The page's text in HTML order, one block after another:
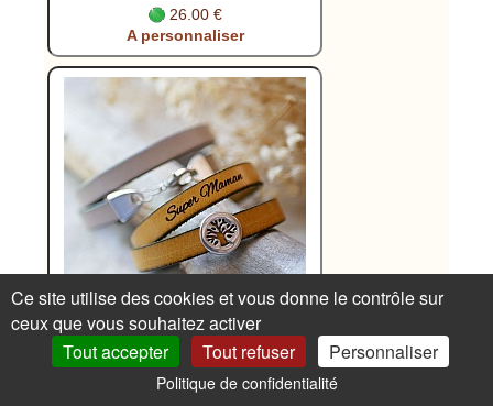
26.00 €
A personnaliser
Bracelet cuir personnalisé décoré d'un
cabochon arbre de vie ajouré
Ce site utilise des cookies et vous donne le contrôle sur
ceux que vous souhaitez activer
Tout accepter
Tout refuser Personnaliser
Politique de confidentialité